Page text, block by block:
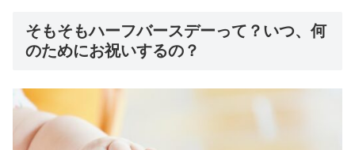
そもそもハーフバースデーって？いつ、何
のためにお祝いするの？